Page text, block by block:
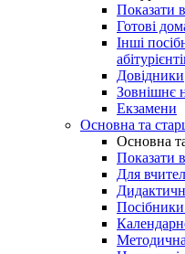
Показати
Готові
Інші
Довідники
Зовнішнє
Екзамени
Основна та
Основна
Показати
Для
Посібники
Методична